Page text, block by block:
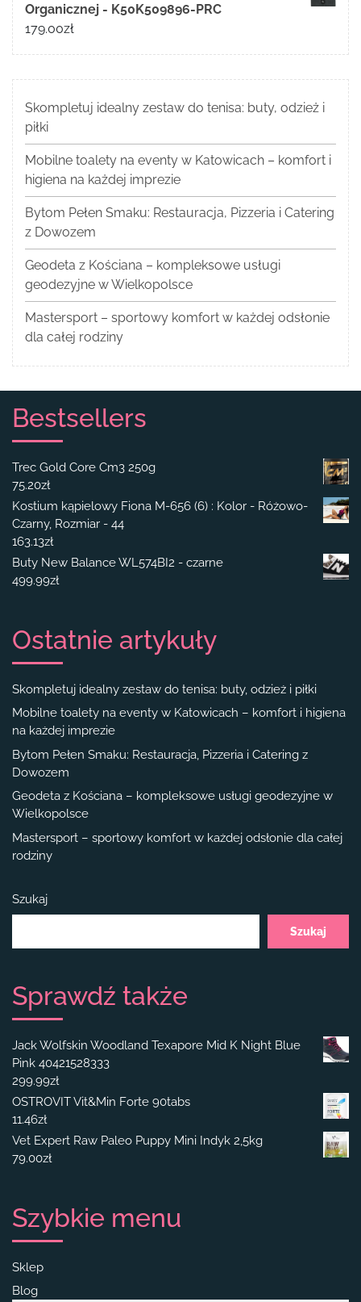
Organicznej - K50K509896-PRC
179.00zł
Skompletuj idealny zestaw do tenisa: buty, odzież i
piłki
Mobilne toalety na eventy w Katowicach – komfort i
higiena na każdej imprezie
Bytom Pełen Smaku: Restauracja, Pizzeria i Catering
z Dowozem
Geodeta z Kościana – kompleksowe usługi
geodezyjne w Wielkopolsce
Mastersport – sportowy komfort w każdej odsłonie
dla całej rodziny
Bestsellers
Trec Gold Core Cm3 250g
75.20zł
Kostium kąpielowy Fiona M-656 (6) : Kolor - Różowo-
Czarny, Rozmiar - 44
163.13zł
Buty New Balance WL574BI2 - czarne
499.99zł
Ostatnie artykuły
Skompletuj idealny zestaw do tenisa: buty, odzież i piłki
Mobilne toalety na eventy w Katowicach – komfort i higiena
na każdej imprezie
Bytom Pełen Smaku: Restauracja, Pizzeria i Catering z
Dowozem
Geodeta z Kościana – kompleksowe usługi geodezyjne w
Wielkopolsce
Mastersport – sportowy komfort w każdej odsłonie dla całej
rodziny
Szukaj
Szukaj
Sprawdź także
Jack Wolfskin Woodland Texapore Mid K Night Blue
Pink 40421528333
299.99zł
OSTROVIT Vit&Min Forte 90tabs
11.46zł
Vet Expert Raw Paleo Puppy Mini Indyk 2,5kg
79.00zł
Szybkie menu
Sklep
Blog